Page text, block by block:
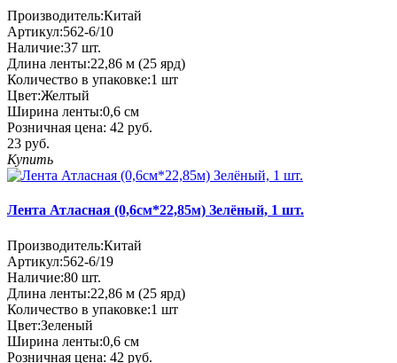
Производитель:Китай
Артикул:562-6/10
Наличие:37 шт.
Длина ленты:22,86 м (25 ярд)
Количество в упаковке:1 шт
Цвет:Желтый
Ширина ленты:0,6 см
Розничная цена: 42 руб.
23 руб.
Купить
Лента Атласная (0,6см*22,85м) Зелёный, 1 шт.
Производитель:Китай
Артикул:562-6/19
Наличие:80 шт.
Длина ленты:22,86 м (25 ярд)
Количество в упаковке:1 шт
Цвет:Зеленый
Ширина ленты:0,6 см
Розничная цена: 42 руб.